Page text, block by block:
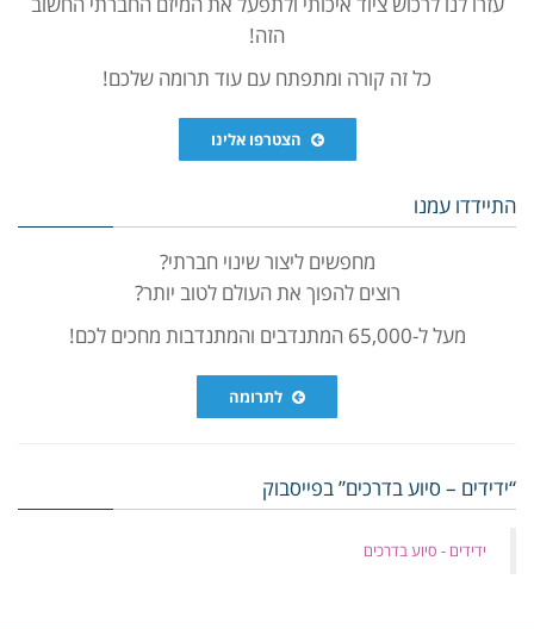
הזה!
כל זה קורה ומתפתח עם עוד תרומה שלכם!
הצטרפו אלינו
התיידדו עמנו
מחפשים ליצור שינוי חברתי?
רוצים להפוך את העולם לטוב יותר?
מעל ל-65,000 המתנדבים והמתנדבות מחכים לכם!
לתרומה
“ידידים – סיוע בדרכים” בפייסבוק
‏ידידים - סיוע בדרכים